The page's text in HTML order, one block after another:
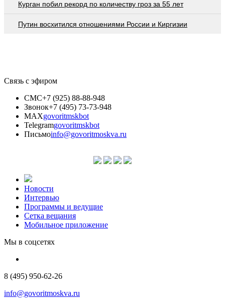
Курган побил рекорд по количеству гроз за 55 лет
Путин восхитился отношениями России и Киргизии
Связь с эфиром
СМС+7 (925) 88-88-948
Звонок+7 (495) 73-73-948
MAXgovoritmskbot
Telegramgovoritmskbot
Письмоinfo@govoritmoskva.ru
Новости
Интервью
Программы и ведущие
Сетка вещания
Мобильное приложение
Мы в соцсетях
8 (495) 950-62-26
info@govoritmoskva.ru